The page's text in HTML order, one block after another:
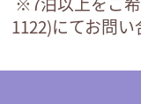
1122)にてお問い